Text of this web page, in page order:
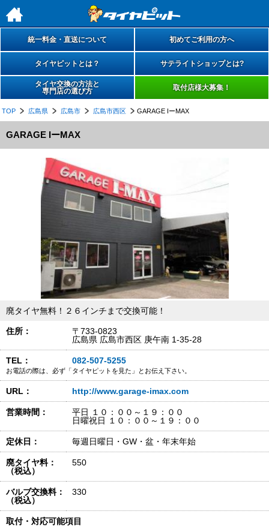
h
統一料金・直送について 初めてご利用の方へ
タイヤピットとは？ サテライトショップとは?
タイヤ交換の方法と
専門店の選び方
取付店様大募集！
TOP 広島県 広島市 広島市西区 GARAGE IーMAX
GARAGE IーMAX
廃タイヤ無料！２６インチまで交換可能！
住所：
〒733-0823
広島県 広島市西区 庚午南 1-35-28
TEL： 082-507-5255
お電話の際は、必ず「タイヤピットを見た」とお伝え下さい。
URL： http://www.garage-imax.com
営業時間：
平日 １０：００～１９：００
日曜祝日 １０：００～１９：００
定休日： 毎週日曜日・GW・盆・年末年始
廃タイヤ料：
（税込）
550
バルブ交換料：
（税込）
330
取付・対応可能項目